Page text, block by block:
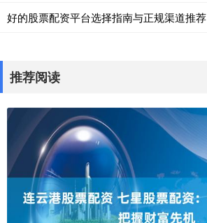
好的股票配资平台选择指南与正规渠道推荐
推荐阅读